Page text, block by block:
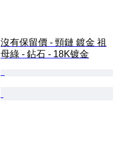
沒有保留價 - 頸鏈 鍍金 祖
母綠 - 鉆石 - 18K镀金